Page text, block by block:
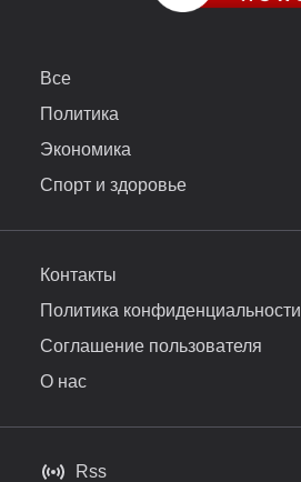
Все
Политика
Экономика
Спорт и здоровье
Контакты
Политика конфиденциальности
Соглашение пользователя
О нас
Rss